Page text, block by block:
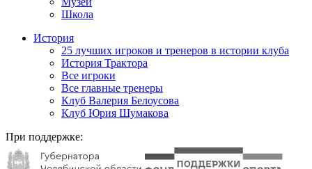
Школа
История
25 лучших игроков и тренеров в истории клуба
История Трактора
Все игроки
Все главные тренеры
Клуб Валерия Белоусова
Клуб Юрия Шумакова
При поддержке: